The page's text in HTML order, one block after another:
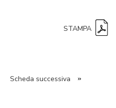
STAMPA
Scheda successiva »